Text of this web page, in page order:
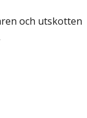
och utskotten